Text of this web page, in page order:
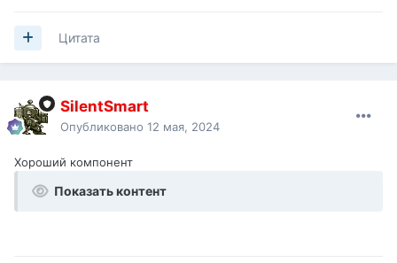
Цитата
SilentSmart
Опубликовано 12 мая, 2024
Хороший компонент
Показать контент